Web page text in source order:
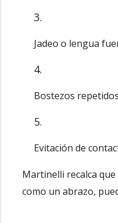
Jadeo o lengua
Bostezos
Evitación de
Martinelli recalca que
como un abrazo,